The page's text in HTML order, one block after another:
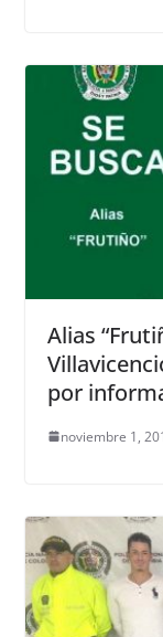
Alias
por
noviembre 1,